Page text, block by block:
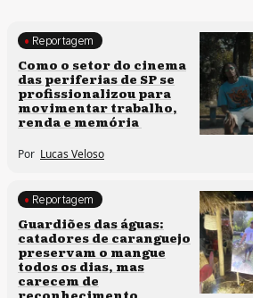
Políticas culturais
Reportagem
Como o setor do cinema
das periferias de SP se
profissionalizou para
movimentar trabalho,
renda e memória
Por Lucas Veloso
Clima e cultura
Reportagem
Guardiões das águas:
catadores de caranguejo
preservam o mangue
todos os dias, mas
carecem de